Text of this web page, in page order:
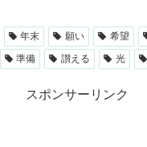
年末 願い 希望
準備 讃える 光
スポンサーリンク